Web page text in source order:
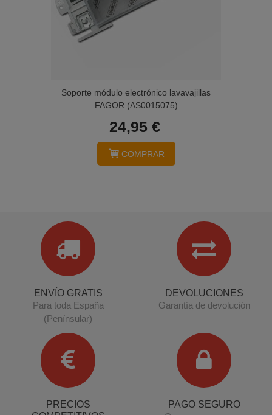
Soporte módulo electrónico lavavajillas
FAGOR (AS0015075)
24,95 €
COMPRAR
ENVÍO GRATIS
Para toda España
(Penínsular)
DEVOLUCIONES
Garantía de devolución
PRECIOS
PAGO SEGURO